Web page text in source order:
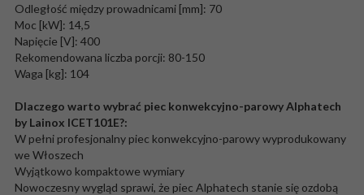
Odległość między prowadnicami [mm]: 70
Moc [kW]: 14,5
Napięcie [V]: 400
Rekomendowana liczba porcji: 80-150
Waga [kg]: 104
Dlaczego warto wybrać piec konwekcyjno-parowy Alphatech
by Lainox ICET101E?:
W pełni profesjonalny piec konwekcyjno-parowy wyprodukowany
we Włoszech
Wyjątkowo kompaktowe wymiary
Nowoczesny wygląd sprawi, że piec Alphatech stanie się ozdobą